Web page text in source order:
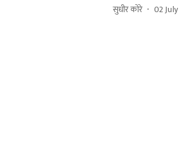
सुधीर कोरे 02